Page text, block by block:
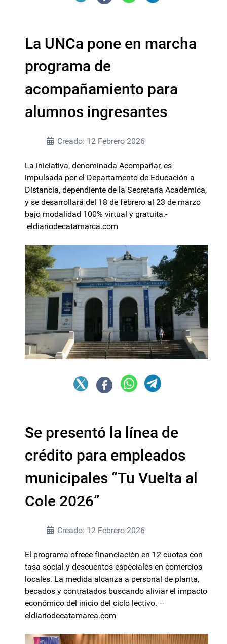
La UNCa pone en marcha
programa de
acompañamiento para
alumnos ingresantes
Creado: 12 Febrero 2026
La iniciativa, denominada Acompañar, es
impulsada por el Departamento de Educación a
Distancia, dependiente de la Secretaría Académica,
y se desarrollará del 18 de febrero al 23 de marzo
bajo modalidad 100% virtual y gratuita.-
eldiariodecatamarca.com
Se presentó la línea de
crédito para empleados
municipales “Tu Vuelta al
Cole 2026”
Creado: 12 Febrero 2026
El programa ofrece financiación en 12 cuotas con
tasa social y descuentos especiales en comercios
locales. La medida alcanza a personal de planta,
becados y contratados buscando aliviar el impacto
económico del inicio del ciclo lectivo. –
eldiariodecatamarca.com